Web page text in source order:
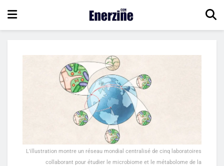
L'illustration montre un réseau mondial centralisé de cinq laboratoires
collaborant pour étudier le microbiome et le métabolome de la